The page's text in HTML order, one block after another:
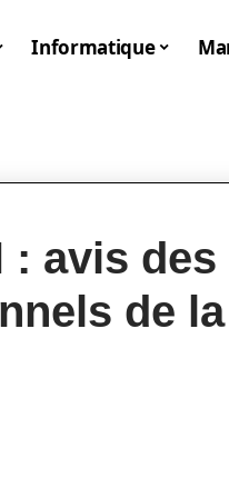
Informatique
: avis des
de